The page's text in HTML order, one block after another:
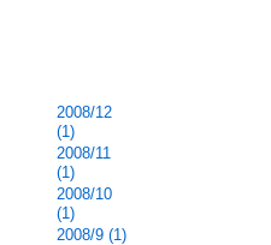
2008/12
(1)
2008/11
(1)
2008/10
(1)
2008/9 (1)